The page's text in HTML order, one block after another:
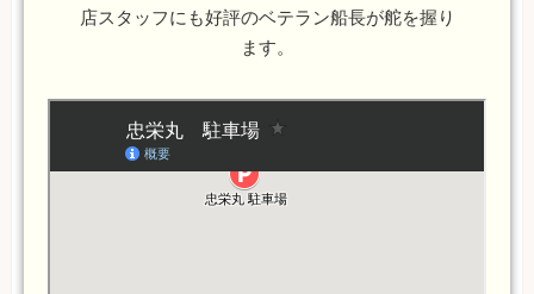
店スタッフにも好評のベテラン船長が舵を握り
ます。